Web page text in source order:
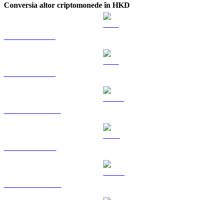
Conversia altor criptomonede în HKD